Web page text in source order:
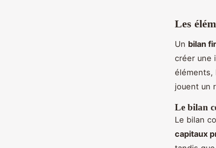
Les
Un bilan
créer une
éléments,
jouent un
Le bilan
Le bilan
capitaux